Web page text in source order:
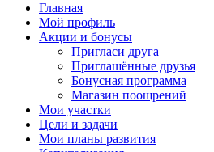
Главная
Мой профиль
Акции и бонусы
Пригласи друга
Приглашённые друзья
Бонусная программа
Магазин поощрений
Мои участки
Цели и задачи
Мои планы развития